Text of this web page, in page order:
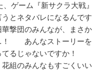
ゲーム『新サクラ大戦』
とネタバレになるんです
撃団のみんなが、まさか
！ あんなストーリーを
てるじゃないですか！
花組のみんなもすごくいい